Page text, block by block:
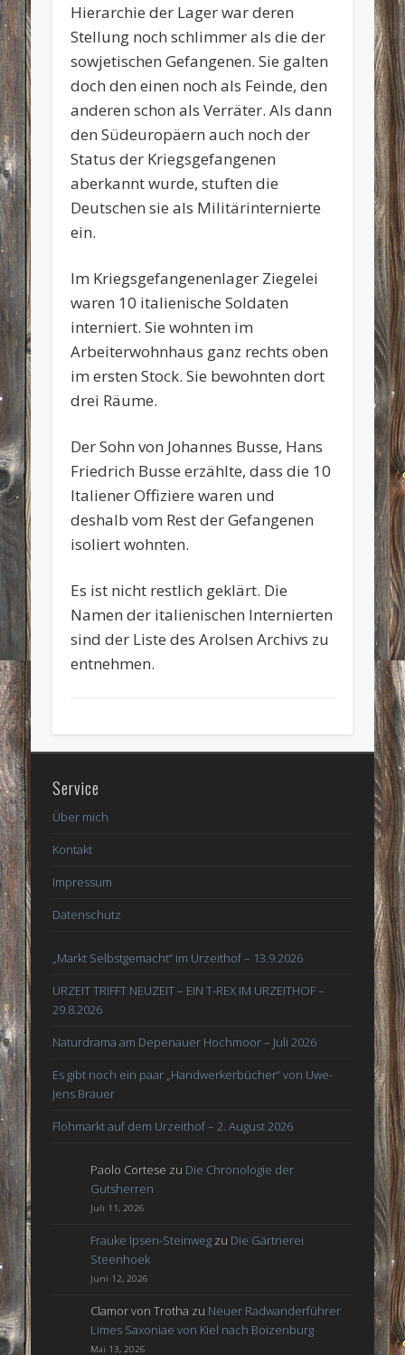
Hierarchie der Lager war deren
Stellung noch schlimmer als die der
sowjetischen Gefangenen. Sie galten
doch den einen noch als Feinde, den
anderen schon als Verräter. Als dann
den Südeuropäern auch noch der
Status der Kriegsgefangenen
aberkannt wurde, stuften die
Deutschen sie als Militärinternierte
ein.
Im Kriegsgefangenenlager Ziegelei
waren 10 italienische Soldaten
interniert. Sie wohnten im
Arbeiterwohnhaus ganz rechts oben
im ersten Stock. Sie bewohnten dort
drei Räume.
Der Sohn von Johannes Busse, Hans
Friedrich Busse erzählte, dass die 10
Italiener Offiziere waren und
deshalb vom Rest der Gefangenen
isoliert wohnten.
Es ist nicht restlich geklärt. Die
Namen der italienischen Internierten
sind der Liste des Arolsen Archivs zu
entnehmen.
Service
Über mich
Kontakt
Impressum
Datenschutz
„Markt Selbstgemacht“ im Urzeithof – 13.9.2026
URZEIT TRIFFT NEUZEIT – EIN T-REX IM URZEITHOF –
29.8.2026
Naturdrama am Depenauer Hochmoor – Juli 2026
Es gibt noch ein paar „Handwerkerbücher“ von Uwe-
Jens Brauer
Flohmarkt auf dem Urzeithof – 2. August 2026
Paolo Cortese zu Die Chronologie der
Gutsherren
Juli 11, 2026
Frauke Ipsen-Steinweg zu Die Gärtnerei
Steenhoek
Juni 12, 2026
Clamor von Trotha zu Neuer Radwanderführer
Limes Saxoniae von Kiel nach Boizenburg
Mai 13, 2026